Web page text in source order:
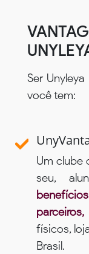
Ser
você tem:
Um clube
seu,
físicos,
Brasil.